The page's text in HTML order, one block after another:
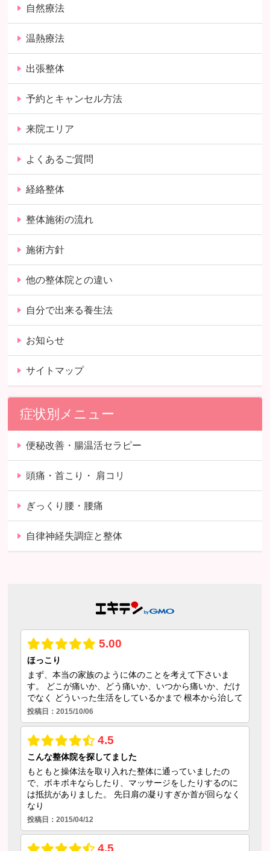
自然療法
温熱療法
出張整体
予約とキャンセル方法
来院エリア
よくあるご質問
経絡整体
整体施術の流れ
施術方針
他の整体院との違い
自分で出来る養生法
お知らせ
サイトマップ
症状別メニュー
便秘改善・腸温活セラピー
頭痛・首こり・ 肩コリ
ぎっくり腰・腰痛
自律神経失調症と整体